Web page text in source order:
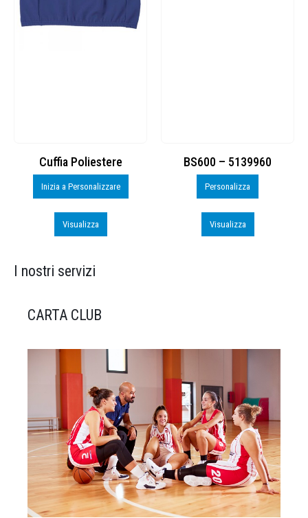
Cuffia Poliestere
Inizia a Personalizzare
Visualizza
BS600 – 5139960
Personalizza
Visualizza
I nostri servizi
CARTA CLUB